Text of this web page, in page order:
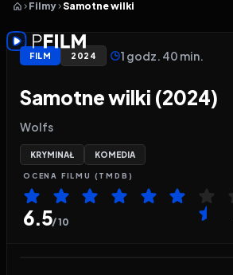
Filmy Samotne wilki
FILM 2024 1 godz. 40 min.
Samotne wilki (2024)
Wolfs
KRYMINAŁ KOMEDIA
OCENA FILMU (TMDB)
6.5/ 10